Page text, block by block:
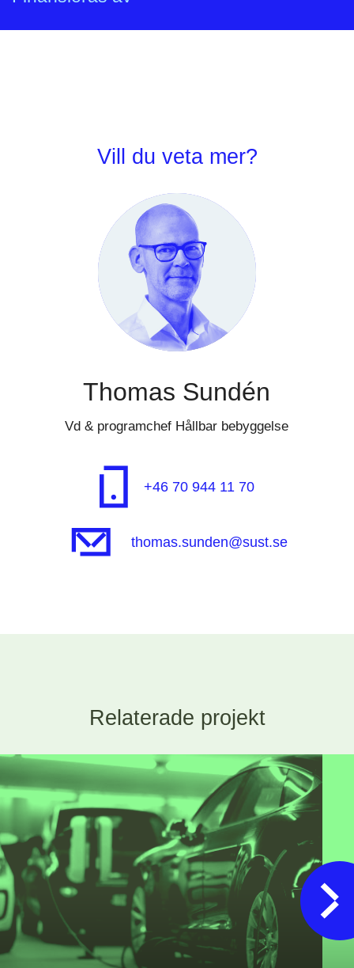
Vill du veta mer?
Thomas Sundén
Vd & programchef Hållbar bebyggelse
+46 70 944 11 70
thomas.sunden@sust.se
Relaterade projekt